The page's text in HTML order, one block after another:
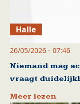
Halle
26/05/2026 - 07:46
Niemand mag
vraagt
Meer lezen